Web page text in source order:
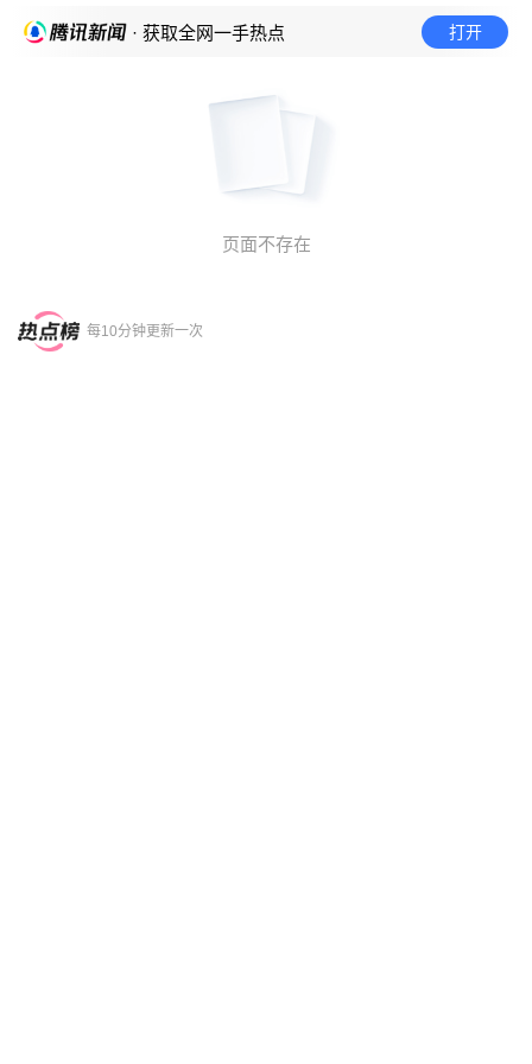
· 获取全网一手热点 打开
页面不存在
每10分钟更新一次